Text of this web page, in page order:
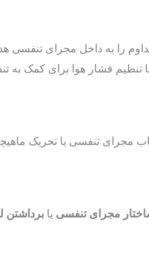
را به داخل مجرای تنفسی
تنظیم فشار هوا برای کمک به
مجرای تنفسی یا تحریک
مجرای تنفسی یا برداشتن